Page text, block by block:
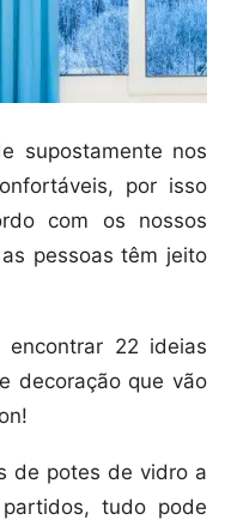
supostamente nos
por isso
com os nossos
pessoas têm jeito
22 ideias
decoração que vão
de potes de vidro a
tudo pode